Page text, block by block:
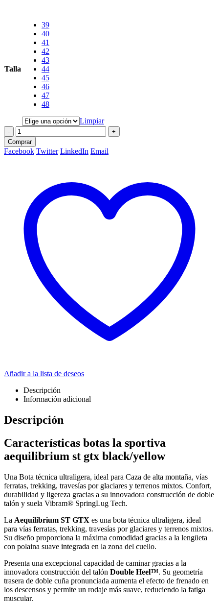
Talla
39
40
41
42
43
44
45
46
47
48
Limpiar
-
+
Comprar
Facebook Twitter LinkedIn Email
Añadir a la lista de deseos
Descripción
Información adicional
Descripción
Características botas la sportiva
aequilibrium st gtx black/yellow
Una Bota técnica ultraligera, ideal para Caza de alta montaña, vías
ferratas, trekking, travesías por glaciares y terrenos mixtos. Confort,
durabilidad y ligereza gracias a su innovadora construcción de doble
talón y suela Vibram® SpringLug Tech.
La Aequilibrium ST GTX es una bota técnica ultraligera, ideal
para vías ferratas, trekking, travesías por glaciares y terrenos mixtos.
Su diseño proporciona la máxima comodidad gracias a la lengüeta
con polaina suave integrada en la zona del cuello.
Presenta una excepcional capacidad de caminar gracias a la
innovadora construcción del talón Double Heel™. Su geometría
trasera de doble cuña pronunciada aumenta el efecto de frenado en
los descensos y permite un rodaje más suave, reduciendo la fatiga
muscular.